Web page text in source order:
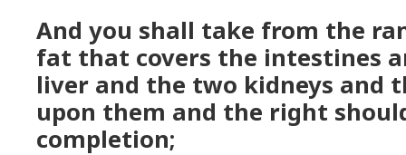
And you shall take from the
fat that covers the intestines
liver and the two kidneys and
upon them and the right
completion;